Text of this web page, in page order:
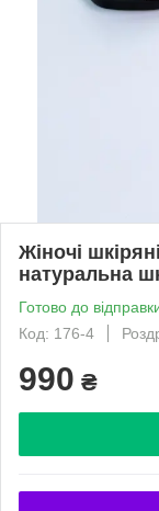
Жіночі
натуральна
Готово до
Код: 176-4
990 ₴